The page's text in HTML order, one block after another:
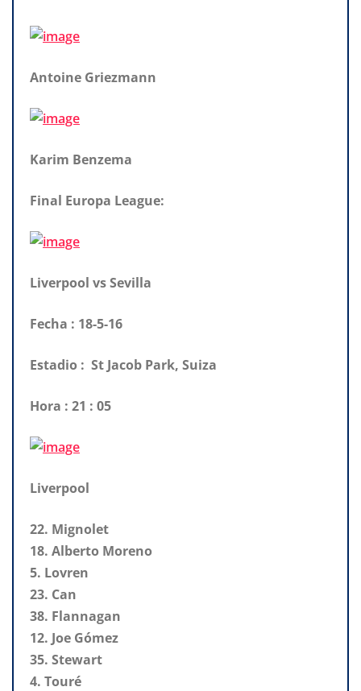
Antoine Griezmann
Karim Benzema
Final Europa League:
Liverpool vs Sevilla
Fecha : 18-5-16
Estadio : St Jacob Park, Suiza
Hora : 21 : 05
Liverpool
22. Mignolet
18. Alberto Moreno
5. Lovren
23. Can
38. Flannagan
12. Joe Gómez
35. Stewart
4. Touré